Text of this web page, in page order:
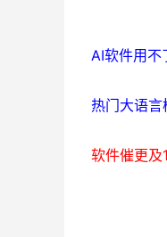
AI软件用不
热门大语言
软件催更及